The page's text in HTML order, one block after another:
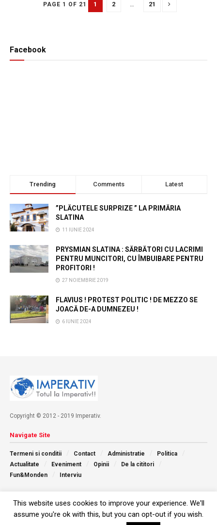
PAGE 1 OF 21 1 2 … 21
Facebook
Trending Comments Latest
”PLĂCUTELE SURPRIZE ” LA PRIMĂRIA
SLATINA
11 IUNIE 2024
PRYSMIAN SLATINA : SĂRBĂTORI CU LACRIMI
PENTRU MUNCITORI, CU ÎMBUIBARE PENTRU
PROFITORI !
27 NOIEMBRIE 2019
FLAVIUS ! PROTEST POLITIC ! DE MEZZO SE
JOACĂ DE-A DUMNEZEU !
6 IUNIE 2024
Copyright © 2012 - 2019 Imperativ.
Navigate Site
Termeni si conditii Contact Administratie
Politica
Actualitate
Eveniment Opinii
De la cititori
Fun&Monden
Interviu
Follow Us
This website uses cookies to improve your experience. We'll
assume you're ok with this, but you can opt-out if you wish.